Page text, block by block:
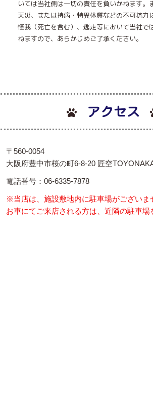
いては当社側は一切の責任を負いかねます。
天災、または持病・特異体質などの不可抗力
怪我（死亡を含む）、逃走等において当社で
ねますので、あらかじめご了承ください。
アクセス
〒560-0054
大阪府豊中市桜の町6-8-20 匠空
電話番号：06-6335-7878
※当店は、施設敷地内に駐車場がございま
お車にてご来店される方は、近隣の駐車場